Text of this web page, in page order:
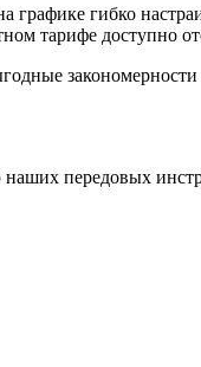
гибко
тарифе доступно
передовых